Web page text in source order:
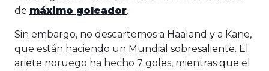
de máximo goleador.
Sin embargo, no descartemos a Haaland y a Kane,
que están haciendo un Mundial sobresaliente. El
ariete noruego ha hecho 7 goles, mientras que el